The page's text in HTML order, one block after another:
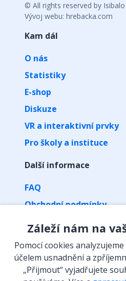
© All rights reserved by
Vývoj webu: hrebacka.com
Kam dál
O nás
Statistiky
E-shop
Diskuze
VR a interaktivní prvky
Pro školy a instituce
Další informace
FAQ
Obchodní podmínky
Zpracování osobních
Vyzvednutí
Isibalo na sítích
Záleží nám na
Pomocí cookies
účelem usnadnění a
„Přijmout“ vyjadřujete